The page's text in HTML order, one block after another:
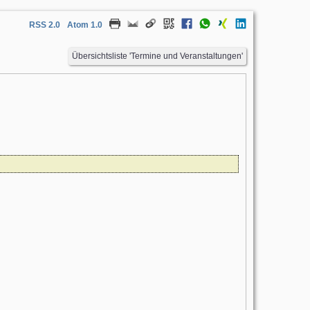
RSS 2.0 Atom 1.0
Übersichtsliste 'Termine und Veranstaltungen'